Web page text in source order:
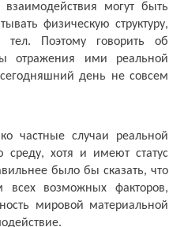
могут быть
физическую структуру,
Поэтому говорить об
отражения ими реальной
день не совсем
частные случаи реальной
среду, хотя и имеют статус
было бы сказать, что
возможных факторов,
мировой материальной